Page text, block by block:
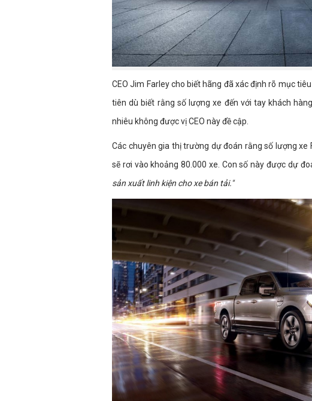
CEO Jim Farley cho biết hãng đã xác định rõ mục
tiên dù biết rằng số lượng xe đến với tay khách
nhiêu không được vị CEO này đề cập.
Các chuyên gia thị trường dự đoán rằng số lượng
sẽ rơi vào khoảng 80.000 xe. Con số này được dự
sản xuất linh kiện cho xe bán tải."